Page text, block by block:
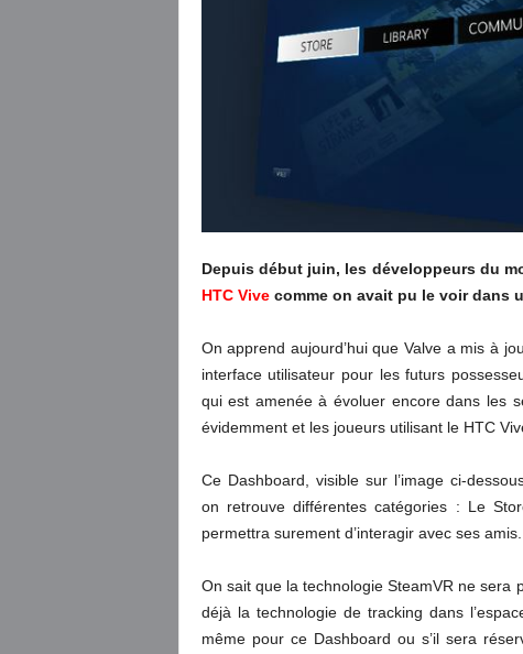
Depuis début juin, les développeurs du
HTC Vivecomme on avait pu le voir dans
On apprend aujourd’hui que Valve a mis à
interface utilisateur pour les futurs
qui est amenée à évoluer encore dans les
évidemment et les joueurs utilisant le HTC
Ce Dashboard, visible sur l’image ci-
on retrouve différentes catégories : Le
permettra surement d’interagir avec ses amis.
On sait que la technologie SteamVR ne sera
déjà la technologie de tracking dans
même pour ce Dashboard ou s’il sera